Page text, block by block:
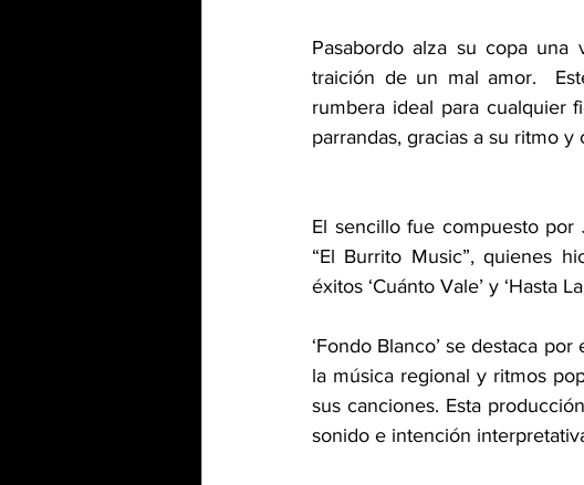
Pasabordo alza su copa
traición de un mal amor.
rumbera ideal para cualquier
parrandas, gracias a su ritmo
El sencillo fue compuesto por
“El Burrito Music”, quienes
éxitos ‘Cuánto Vale’ y ‘Hasta
‘Fondo Blanco’ se destaca
la música regional y ritmos
sus canciones. Esta
sonido e intención